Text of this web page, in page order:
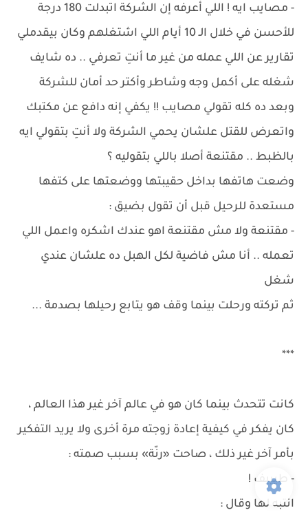
- مصايب ايه ! اللي أعرفه إن الشركة اتبدلت 180 درجة
للأحسن في خلال الـ 10 أيام اللي اشتغلهم وكان بيقدملي
تقارير عن اللي عمله من غير ما أنتِ تعرفي .. ده شايف
شغله على أكمل وجه وشاطر وأكتر حد أمان للشركة
وبعد ده كله تقولي مصايب !! يكفي إنه دافع عن مكتبك
واتعرض للقتل علشان يحمي الشركة ولا أنتِ بتقولي ايه
بالظبط .. مقتنعة أصلا باللي بتقوليه ؟
وضعت هاتفها بداخل حقيبتها ووضعتها على كتفها
مستعدة للرحيل قبل أن تقول بضيق :
- مقتنعة ولا مش مقتنعة اهو عندك اشكره واعمل اللي
تعمله .. أنا مش فاضية لكل الهبل ده علشان عندي
شغل
ثم تركته ورحلت بينما وقف هو يتابع رحيلها بصدمة ...
***
كانت تتحدث بينما كان هو في عالم آخر غير هذا العالم ،
كان يفكر في كيفية إعادة زوجته مرة أخرى ولا يريد التفكير
بأمر آخر غير ذلك ، صاحت «رنّة» بسبب صمته :
- طيييف !
انتبه لها وقال :